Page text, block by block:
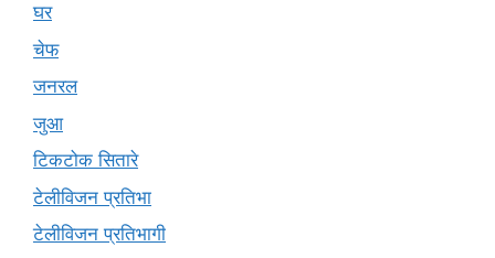
घर
चेफ
जनरल
जुआ
टिकटोक सितारे
टेलीविजन प्रतिभा
टेलीविजन प्रतिभागी